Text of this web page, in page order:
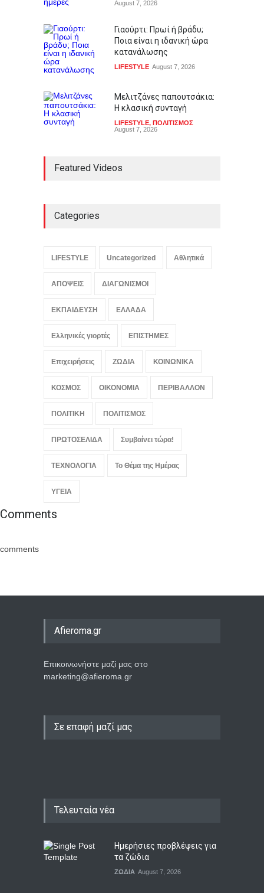
August 7, 2026
Γιαούρτι: Πρωί ή βράδυ;
Ποια είναι η ιδανική ώρα
κατανάλωσης
LIFESTYLE August 7, 2026
Μελιτζάνες παπουτσάκια:
Η κλασική συνταγή
LIFESTYLE, ΠΟΛΙΤΙΣΜΟΣ
August 7, 2026
Featured Videos
Categories
LIFESTYLE Uncategorized Αθλητικά
ΑΠΟΨΕΙΣ ΔΙΑΓΩΝΙΣΜΟΙ
ΕΚΠΑΙΔΕΥΣΗ ΕΛΛΑΔΑ
Ελληνικές γιορτές ΕΠΙΣΤΗΜΕΣ
Επιχειρήσεις ΖΩΔΙΑ ΚΟΙΝΩΝΙΚΑ
ΚΟΣΜΟΣ ΟΙΚΟΝΟΜΙΑ ΠΕΡΙΒΑΛΛΟΝ
ΠΟΛΙΤΙΚΗ ΠΟΛΙΤΙΣΜΟΣ
ΠΡΩΤΟΣΕΛΙΔΑ Συμβαίνει τώρα!
ΤΕΧΝΟΛΟΓΙΑ Το Θέμα της Ημέρας
ΥΓΕΙΑ
Comments
comments
Afieroma.gr
Επικοινωνήστε μαζί μας στο
marketing@afieroma.gr
Σε επαφή μαζί μας
Τελευταία νέα
Ημερήσιες προβλέψεις για
τα ζώδια
ΖΩΔΙΑ August 7, 2026